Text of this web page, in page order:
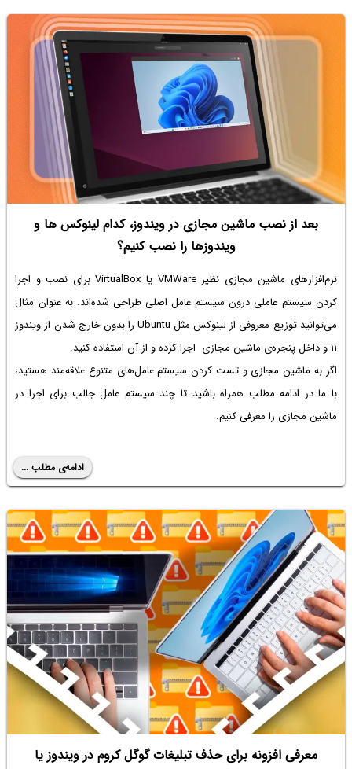
بعد از نصب ماشین مجازی در ویندوز، کدام لینوکس ها و
ویندوزها را نصب کنیم؟
نرم‌افزارهای ماشین مجازی نظیر VMWare یا VirtualBox‌ برای نصب و اجرا
کردن سیستم عاملی درون سیستم عامل اصلی طراحی شده‌اند. به عنوان مثال
می‌توانید توزیع معروفی از لینوکس مثل Ubuntu را بدون خارج شدن از ویندوز
۱۱ و داخل پنجره‌ی ماشین مجازی اجرا کرده و از آن استفاده کنید.
اگر به ماشین مجازی و تست کردن سیستم عامل‌های متنوع علاقه‌مند هستید،
با ما در ادامه مطلب همراه باشید تا چند سیستم عامل جالب برای اجرا در
ماشین مجازی را معرفی کنیم.
ادامه‌ی مطلب ...
معرفی افزونه برای حذف تبلیغات گوگل کروم در ویندوز یا